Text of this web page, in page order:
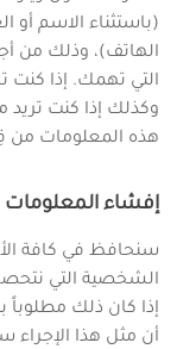
(باستثناء الاسم أو
الهاتف)، وذلك من
التي تهمك. إذا كنت
وكذلك إذا كنت تريد
هذه المعلومات من
إفشاء المعلومات
سنحافظ في كافة
الشخصية التي
إذا كان ذلك
أن مثل هذا الإجراء